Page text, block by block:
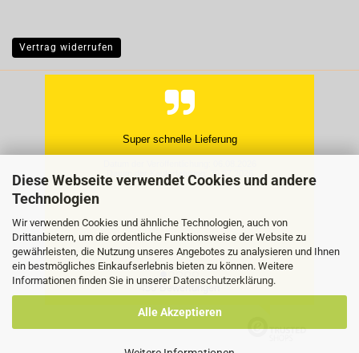
Diese Webseite verwendet Cookies und andere
Technologien
Wir verwenden Cookies und ähnliche Technologien, auch von
Drittanbietern, um die ordentliche Funktionsweise der Website zu
gewährleisten, die Nutzung unseres Angebotes zu analysieren und Ihnen
ein bestmögliches Einkaufserlebnis bieten zu können. Weitere
Informationen finden Sie in unserer Datenschutzerklärung.
Alle Akzeptieren
Vertrag widerrufen
Hat super geklappt, gern wieder.
Datum der Kauferfahrung: 20.07.2026
450 Bewertungen